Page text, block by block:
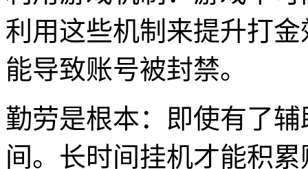
利用这些机制来提升打
能导致账号被封禁。
勤劳是根本：即使有了
间。长时间挂机才能积